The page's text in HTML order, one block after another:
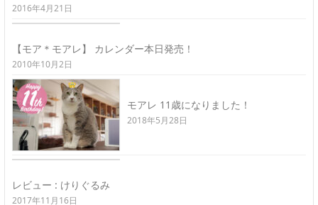
2016年4月21日
【モア＊モアレ】 カレンダー本日発売！
2010年10月2日
モアレ 11歳になりました！
2018年5月28日
レビュー : けりぐるみ
2017年11月16日